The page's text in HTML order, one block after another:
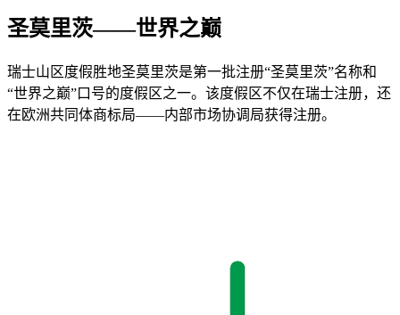
圣莫里茨——世界之巅
瑞士山区度假胜地圣莫里茨是第一批注册“圣莫里茨”名称和
“世界之巅”口号的度假区之一。该度假区不仅在瑞士注册，还
在欧洲共同体商标局——内部市场协调局获得注册。